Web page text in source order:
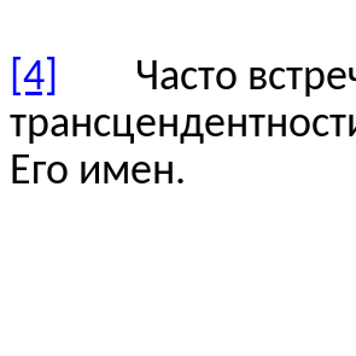
[4]
Часто
Его имен.